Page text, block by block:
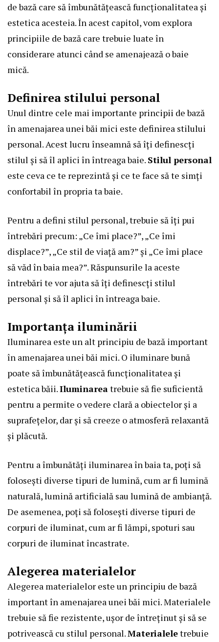
de bază care să îmbunătățească funcționalitatea și
estetica acesteia. În acest capitol, vom explora
principiile de bază care trebuie luate în
considerare atunci când se amenajează o baie
mică.
Definirea stilului personal
Unul dintre cele mai importante principii de bază
în amenajarea unei băi mici este definirea stilului
personal. Acest lucru înseamnă să îți definescți
stilul și să îl aplici în întreaga baie. Stilul personal
este ceva ce te reprezintă și ce te face să te simți
confortabil în propria ta baie.
Pentru a defini stilul personal, trebuie să îți pui
întrebări precum: „Ce îmi place?”, „Ce îmi
displace?”, „Ce stil de viață am?” și „Ce îmi place
să văd în baia mea?”. Răspunsurile la aceste
întrebări te vor ajuta să îți definescți stilul
personal și să îl aplici în întreaga baie.
Importanța iluminării
Iluminarea este un alt principiu de bază important
în amenajarea unei băi mici. O iluminare bună
poate să îmbunătățească funcționalitatea și
estetica băii.Iluminarea trebuie să fie suficientă
pentru a permite o vedere clară a obiectelor și a
suprafețelor, dar și să creeze o atmosferă relaxantă
și plăcută.
Pentru a îmbunătăți iluminarea în baia ta, poți să
folosești diverse tipuri de lumină, cum ar fi lumină
naturală, lumină artificială sau lumină de ambianță.
De asemenea, poți să folosești diverse tipuri de
corpuri de iluminat, cum ar fi lămpi, spoturi sau
corpuri de iluminat încastrate.
Alegerea materialelor
Alegerea materialelor este un principiu de bază
important în amenajarea unei băi mici. Materialele
trebuie să fie rezistente, ușor de întreținut și să se
potrivească cu stilul personal.Materialeletrebuie